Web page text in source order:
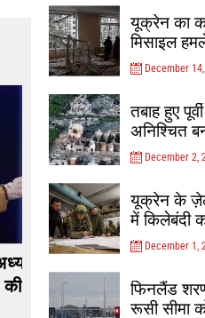
पूर्व में बखमुत पर ध्यान
हैं
यूक्रेन का
मिसाइल
घायल हो गए
December
तबाह हुए
अनिश्चित
December 2,
यूक्रेन के
में किलेबंदी
December 1,
फिनलैंड
रूसी सीमा